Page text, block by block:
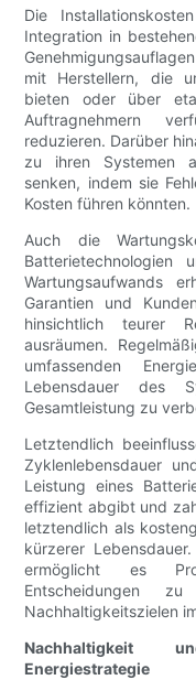
Die
Integration in
mit Herstellern, die
bieten oder über
Auftragnehmern
reduzieren. Darüber
zu ihren Systemen
senken, indem sie
Kosten führen könnten.
Auch die
Batterietechnologien
Wartungsaufwands
Garantien und
hinsichtlich teurer
ausräumen.
umfassenden
Lebensdauer des
Gesamtleistung zu
Letztendlich
Zyklenlebensdauer
Leistung eines
effizient abgibt und
letztendlich als
kürzerer
ermöglicht es
Entscheidungen
Nachhaltigkeitszielen
Nachhaltigkeit
Energiestrategie